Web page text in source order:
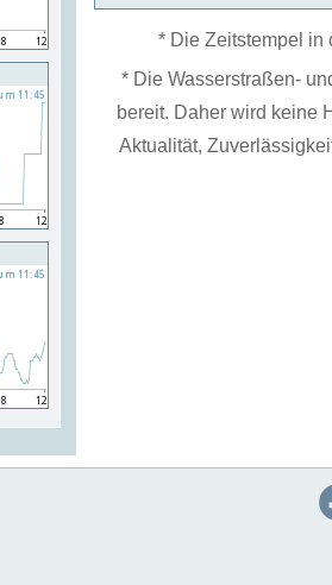
* Die Zeitstempel in
* Die Wasserstraßen-
bereit. Daher wird keine
Aktualität,